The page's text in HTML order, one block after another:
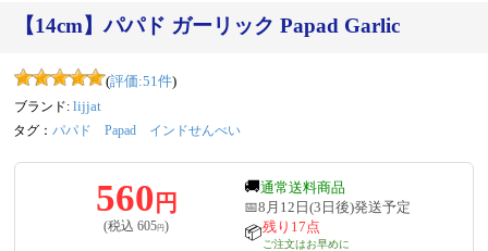
【14cm】パパド ガーリック Papad Garlic
(評価:51件)
ブランド: lijjat
タグ： パパド Papad インドせんべい
560 円
(税込605円)
🚚通常送料商品
📅8月12日(3日後)発送予定
📦残り17点
ご注文はお早めに